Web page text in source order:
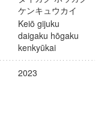
ケンキュウカイ
Keiō gijuku
daigaku hōgaku
kenkyūkai
2023